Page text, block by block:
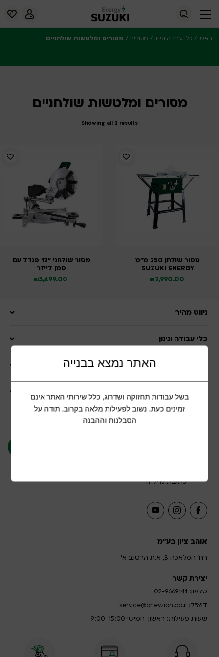
ראשי / כלי עבודה וגינון / מסורים / מסורים ומלטשות שולחניים
מסורים ומלטשות שולחניים
Showing all 2 results
מסור שולחן 250 מ”מ
SUZUKI ENERGY
2,990.00
₪
מסור שולחני “12 פנדל עם
סמן לייזר
3,499.00
₪
אוהב ציון בע"מ
רח' המלאכה 3, א.ת הרטוב א'
יצירת קשר
טלפון: 02-9669141
דוא”ל: service@ohevzion.co.il
שעות פעילות: ראשון-חמישי 9:00-15:00
ניווט מהיר
כלי עבודה וגינון
שרות לקוחות
הצטרפות למועדון לקוחות
כתובת מייל זו
האתר נמצא בבנייה
בשל עבודות תחזוקה ושדרוג, כלל שירותי האתר אינם
זמינים כעת. נשוב לפעילות מלאה בקרוב. תודה על
הסבלנות וההבנה